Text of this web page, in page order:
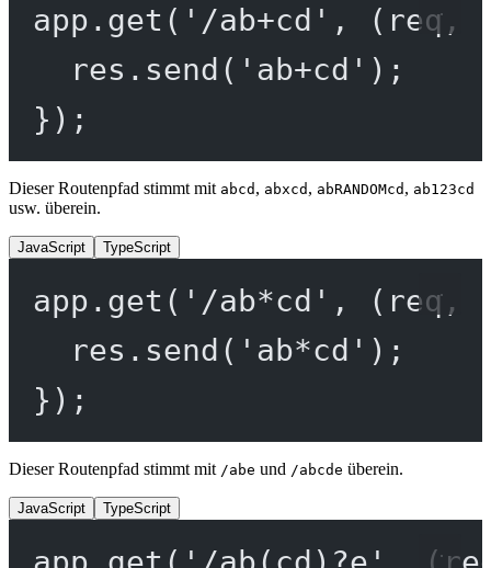
app. get ( '/ab+cd' , ( req,
res. send ( 'ab+cd' );
});
Dieser Routenpfad stimmt mit abcd , abxcd , abRANDOMcd , ab123cd
usw. überein.
JavaScript TypeScript
app. get ( '/ab*cd' , ( req,
res. send ( 'ab*cd' );
});
Dieser Routenpfad stimmt mit /abe und /abcde überein.
JavaScript TypeScript